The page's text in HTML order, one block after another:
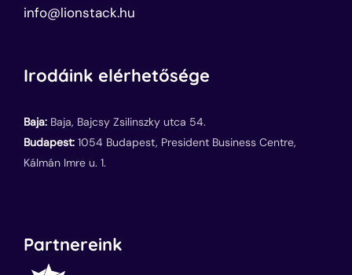
info@lionstack.hu
Irodáink elérhetősége
Baja: Baja, Bajcsy Zsilinszky utca 54.
Budapest: 1054 Budapest, President Business Centre,
Kálmán Imre u. 1.
Partnereink